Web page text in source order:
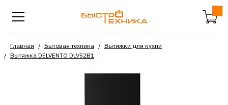
Главная Бытовая техника
Вытяжки для кухни
Вытяжка DELVENTO DLV52B1